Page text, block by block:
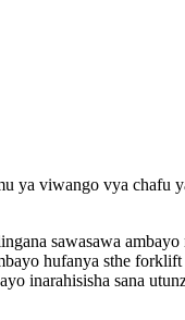
ya viwango vya chafu
sawasawa
hufanya sthe
inarahisisha sana